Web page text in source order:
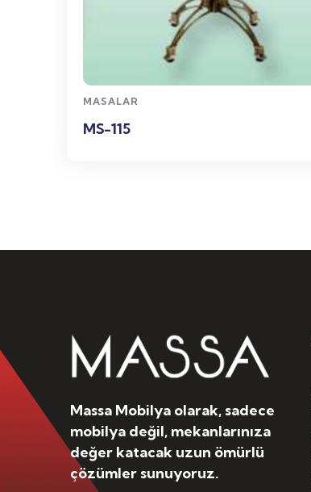
WhatsApp
MASALAR
MS-115
Massa Mobilya olarak, sadece
mobilya değil, mekanlarınıza
değer katacak uzun ömürlü
çözümler sunuyoruz.